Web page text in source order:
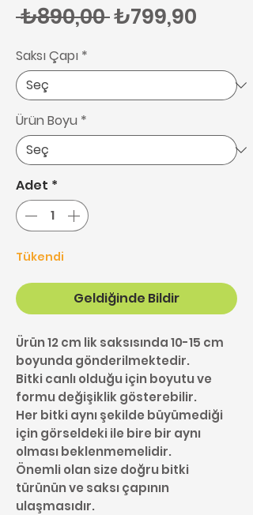
₺890,00 Normal Fiyat
₺799,90
Saksı Çapı *
Ürün Boyu *
Adet *
Tükendi
Geldiğinde Bildir
Ürün 12 cm lik saksısında 10-15 cm
boyunda gönderilmektedir.
Bitki canlı olduğu için boyutu ve
formu değişiklik gösterebilir.
Her bitki aynı şekilde büyümediği
için görseldeki ile bire bir aynı
olması beklenmemelidir.
Önemli olan size doğru bitki
türünün ve saksı çapının
ulaşmasıdır.